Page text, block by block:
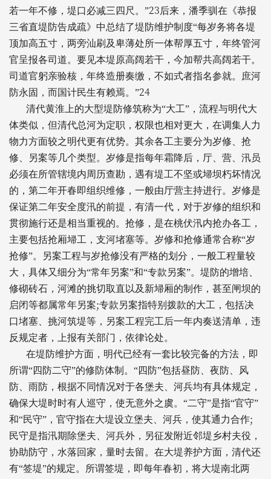
若一年不修，堤口必减三四尺。”23后来，潘季驯在《恭报
三省直堤防告成疏》中总结了堤防维护制度“每岁务将各堤
顶加高五寸，两旁汕刷及卑薄处所一体帮厚五寸，年终管河
官呈报各司道。要见本堤原高阔若干，今加帮共高阔若干。
司道官躬亲验核，年终造册奏缴，不如式者指名参就。庶河
防永固，而国计民生有赖焉。”24
清代黄淮上的大型堤防修筑称为“大工”，流程与明代大
体类似，但清代总河为定职，权限也相对更大，在调集人力
物力方面较之明代更有优势。其余各工主要分为岁修、抢
修、另案等几个类型。岁修是指每年霜降后，厅、营、汛员
必须在所管辖境内周历查勘，遇有堤工不坚或埽坝朽坏情况
的，第二年开春即组织维修，一般由厅营主持进行。岁修是
保证第二年安全度汛的前提，有清一代，对于岁修的组织和
贯彻施行还是相当重视的。抢修，是在桃伏汛内抢办各工，
主要包括抢厢埽工，支河堵塞等。岁修和抢修通常合称“岁
抢修”。另案工程与岁抢修没有严格的划分，一般工程量较
大，具体又细分为“常年另案”和“专款另案”。堤防的增培、
修砌砖石，河滩的挑切取直以及新埽厢的制作，甚至闸坝的
启闭等都属常年另案;专款另案指特别拨款的大工，包括决
口堵塞、挑河筑堤等，另案工程完工后一年内奏送清单，违
反规定者，上报有关部门，依律论处。
在堤防维护方面，明代已经有一套比较完备的方法，即
所谓“四防二守”的修防体制。“四防”包括昼防、夜防、风
防、雨防，根据不同情况对于各堡夫、河兵均有具体规定，
确保大堤时时有人巡守，使无意外之虞。“二守”是指“官守”
和“民守”，官守指在大堤设立堡夫、河兵，使其通力合作;
民守是指汛期除堡夫、河兵外，另征发附近邻堤乡村夫役，
协助防守，水落回家，量时去留。在大堤养护方面，清代还
有“签堤”的规定。所谓签堤，即每年春初，将大堤南北两